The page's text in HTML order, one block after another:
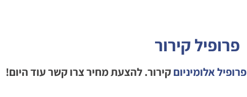
פרופיל קירור
פרופיל אלומיניוםקירור. להצעת מחיר צרו קשר עוד היום!